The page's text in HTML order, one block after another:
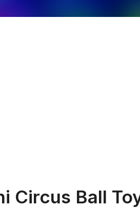
Circus Ball